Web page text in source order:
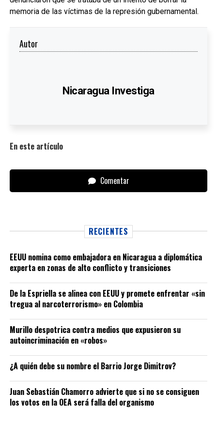
memoria de las víctimas de la represión gubernamental.
Autor
Nicaragua Investiga
En este artículo
Comentar
RECIENTES
EEUU nomina como embajadora en Nicaragua a diplomática
experta en zonas de alto conflicto y transiciones
De la Espriella se alinea con EEUU y promete enfrentar «sin
tregua al narcoterrorismo» en Colombia
Murillo despotrica contra medios que expusieron su
autoincriminación en «robos»
¿A quién debe su nombre el Barrio Jorge Dimitrov?
Juan Sebastián Chamorro advierte que si no se consiguen
los votos en la OEA será falla del organismo